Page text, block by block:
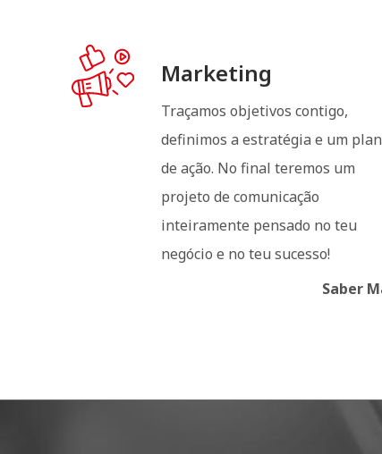
Marketing
Traçamos objetivos contigo,
definimos a estratégia e um
de ação. No final teremos um
projeto de comunicação
inteiramente pensado no teu
negócio e no teu sucesso!
Saber